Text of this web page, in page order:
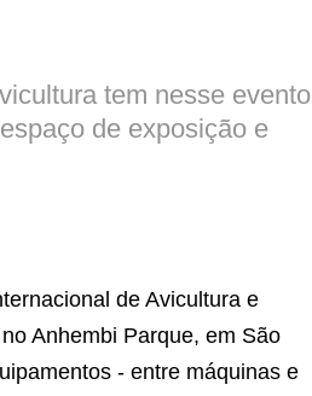
tem nesse evento
de exposição e
de Avicultura e
Anhembi Parque, em São
- entre máquinas e